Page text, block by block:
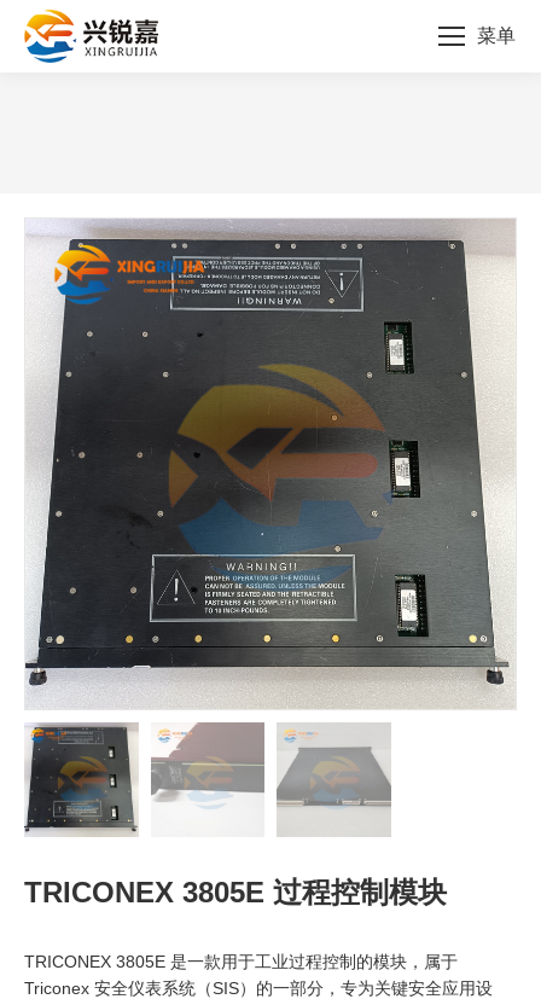
菜单
TRICONEX 3805E 过程控制模块
TRICONEX 3805E 是一款用于工业过程控制的模块，属于
Triconex 安全仪表系统（SIS）的一部分，专为关键安全应用设